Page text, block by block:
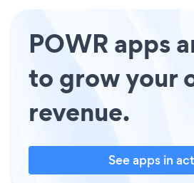
POWR apps
to grow your
revenue.
See apps in